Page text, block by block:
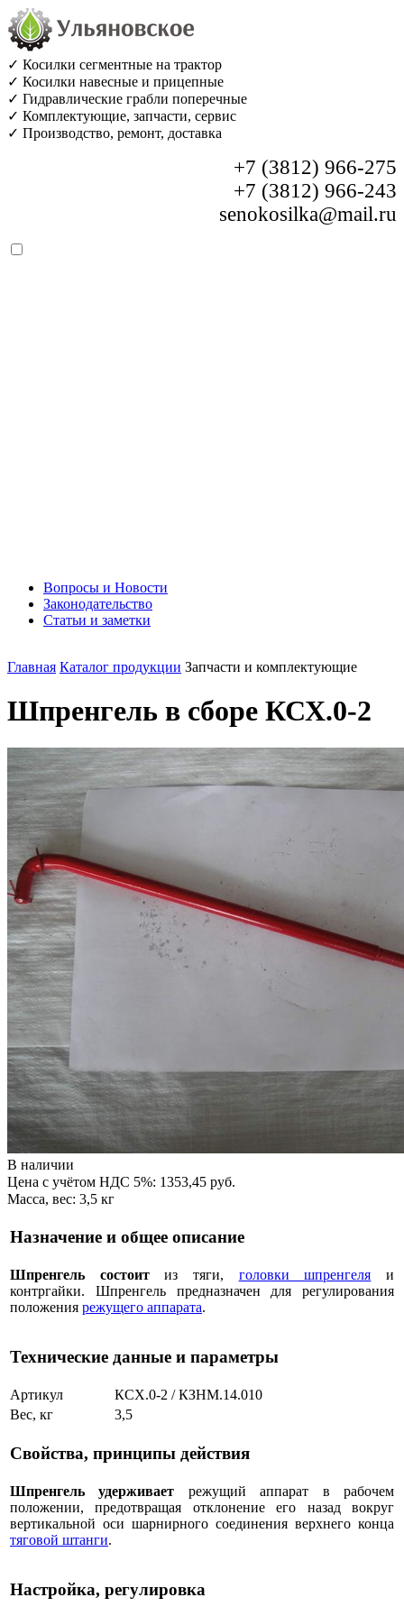
✓ Косилки сегментные на трактор
✓ Косилки навесные и прицепные
✓ Гидравлические грабли поперечные
✓ Комплектующие, запчасти, сервис
✓ Производство, ремонт, доставка
+7 (3812) 966-275
+7 (3812) 966-243
senokosilka@mail.ru
Вопросы и Новости
Законодательство
Статьи и заметки
Главная Каталог продукции Запчасти и комплектующие
Шпренгель в сборе КСХ.0-2
В наличии
Цена с учётом НДС 5%: 1353,45 руб.
Масса, вес: 3,5 кг
Назначение и общее описание
Шпренгель состоитиз тяги, головки шпренгеля и
контргайки. Шпренгель предназначен для регулирования
положения режущего аппарата.
Технические данные и параметры
Артикул
КСХ.0-2 / КЗНМ.14.010
Вес, кг
3,5
Свойства, принципы действия
Шпренгель удерживает режущий аппарат в рабочем
положении, предотвращая отклонение его назад вокруг
вертикальной оси шарнирного соединения верхнего конца
тяговой штанги.
Настройка, регулировка